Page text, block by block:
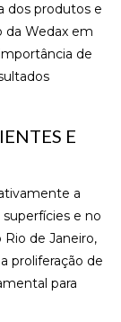
dos produtos e
da Wedax em
de
E
a
e no
de Janeiro,
proliferação de
para